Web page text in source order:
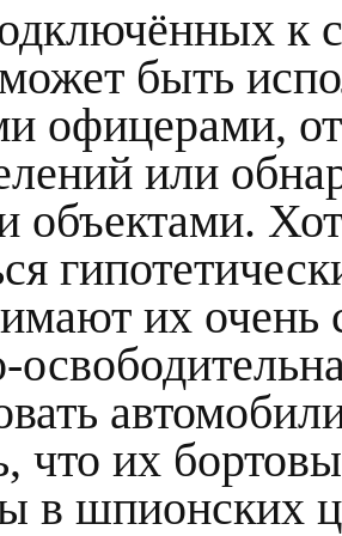
к
быть
офицерами,
или
их очень
что их
в шпионских